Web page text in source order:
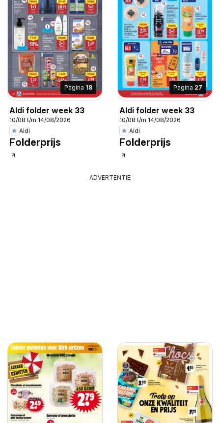
Pagina 18
Aldi folder week 33
10/08 t/m 14/08/2026
Aldi
Folderprijs
Pagina 27
Aldi folder week 33
10/08 t/m 14/08/2026
Aldi
Folderprijs
ADVERTENTIE